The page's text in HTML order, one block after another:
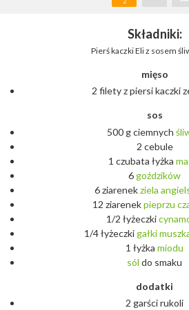
Składniki:
Pierś kaczki Eli z sosem
mięso
2 filety z piersi kaczki
sos
500 g ciemnych
2 cebule
1 czubata łyżka
6goździków
6 ziarenekziela
12 ziarenekpieprzu
1/2 łyżeczki
1/4 łyżeczkigałki
1 łyżka miodu
sól do smaku
dodatki
2 garści rukoli